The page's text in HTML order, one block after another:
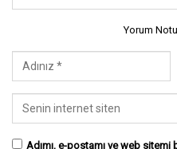
Yorum
Adımı, e-postamı ve web